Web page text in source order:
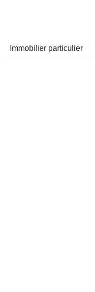
Immobilier particulier